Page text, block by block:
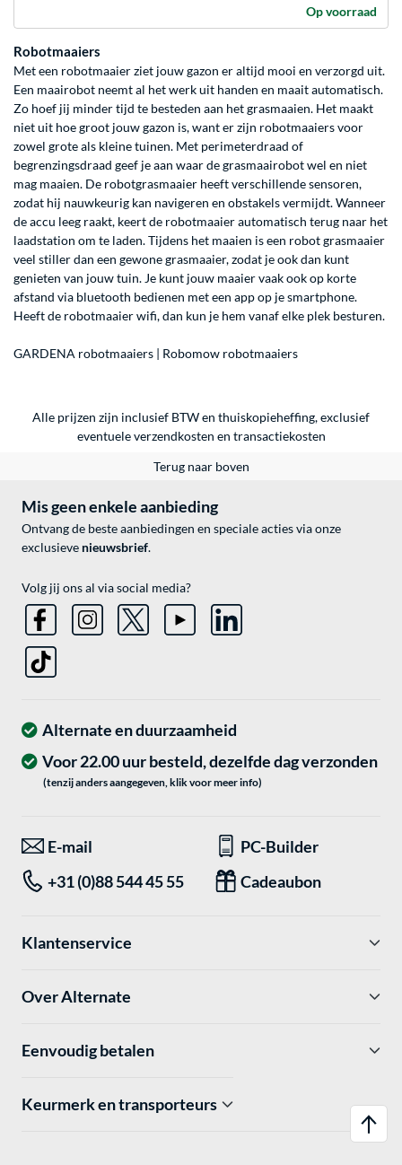
Op voorraad
Robotmaaiers
Met een robotmaaier ziet jouw gazon er altijd mooi en verzorgd uit.
Een maairobot neemt al het werk uit handen en maait automatisch.
Zo hoef jij minder tijd te besteden aan het grasmaaien. Het maakt
niet uit hoe groot jouw gazon is, want er zijn robotmaaiers voor
zowel grote als kleine tuinen. Met perimeterdraad of
begrenzingsdraad geef je aan waar de grasmaairobot wel en niet
mag maaien. De robotgrasmaaier heeft verschillende sensoren,
zodat hij nauwkeurig kan navigeren en obstakels vermijdt. Wanneer
de accu leeg raakt, keert de robotmaaier automatisch terug naar het
laadstation om te laden. Tijdens het maaien is een robot grasmaaier
veel stiller dan een gewone grasmaaier, zodat je ook dan kunt
genieten van jouw tuin. Je kunt jouw maaier vaak ook op korte
afstand via bluetooth bedienen met een app op je smartphone.
Heeft de robotmaaier wifi, dan kun je hem vanaf elke plek besturen.
GARDENA robotmaaiers | Robomow robotmaaiers
Alle prijzen zijn inclusief BTW en thuiskopieheffing, exclusief
eventueleverzendkosten en transactiekosten
Terug naar boven
Mis geen enkele aanbieding
Ontvang de beste aanbiedingen en speciale acties via onze
exclusieve nieuwsbrief.
Volg jij ons al via social media?
Alternate en duurzaamheid
Voor 22.00 uur besteld, dezelfde dag verzonden
(tenzij anders aangegeven, klik voor meer info)
E-mail
PC-Builder
+31 (0)88 544 45 55
Cadeaubon
Klantenservice
Over Alternate
Eenvoudig betalen
Keurmerk en transporteurs